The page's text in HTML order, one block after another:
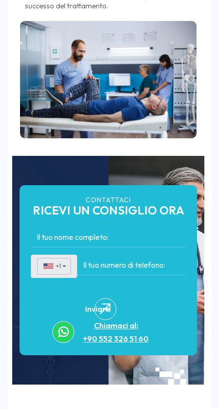
successo del trattamento.
CONTATTACI
RICEVI UN CONSIGLIO ORA
+1 ▼
Inviare
Chiamaci al:
+90 552 326 51 60